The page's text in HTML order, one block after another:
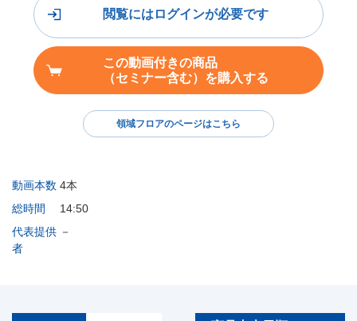
動画本数 4本
総時間
14:50
代表提供
者
－
閲覧にはログインが必要です
この動画付きの商品
（セミナー含む）を購入する
領域フロアのページはこちら